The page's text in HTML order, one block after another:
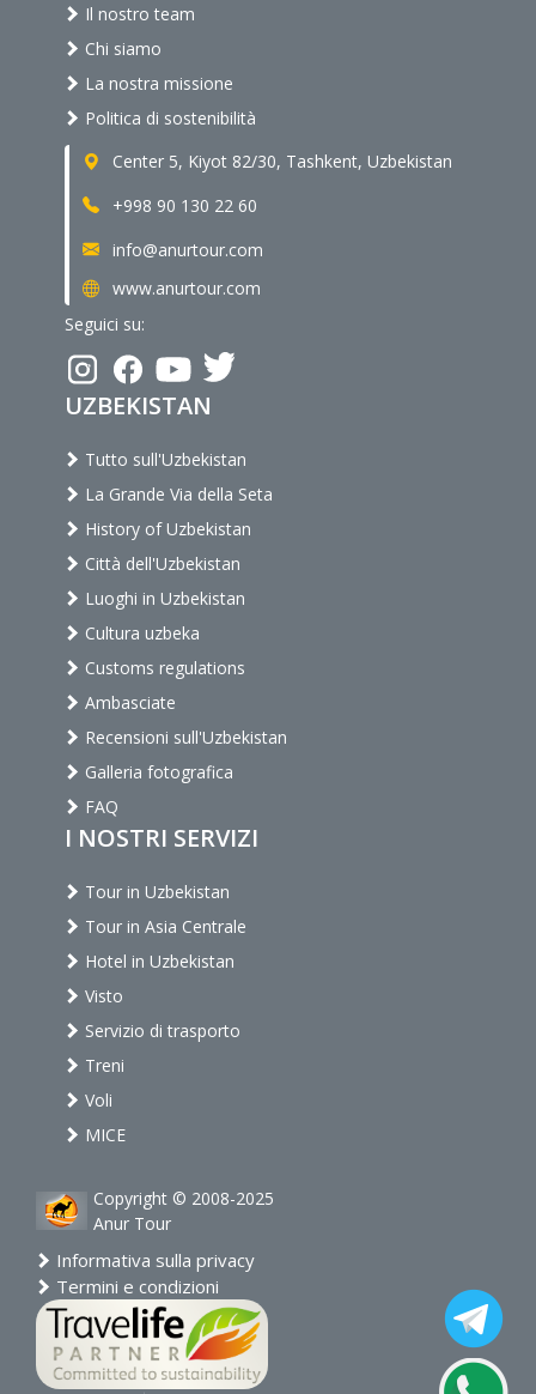
Il nostro team
Chi siamo
La nostra missione
Politica di sostenibilità
Center 5, Kiyot 82/30, Tashkent, Uzbekistan
+998 90 130 22 60
info@anurtour.com
www.anurtour.com
Seguici su:
UZBEKISTAN
Tutto sull'Uzbekistan
La Grande Via della Seta
History of Uzbekistan
Città dell'Uzbekistan
Luoghi in Uzbekistan
Cultura uzbeka
Customs regulations
Ambasciate
Recensioni sull'Uzbekistan
Galleria fotografica
FAQ
I NOSTRI SERVIZI
Tour in Uzbekistan
Tour in Asia Centrale
Hotel in Uzbekistan
Visto
Servizio di trasporto
Treni
Voli
MICE
Copyright © 2008-2025
Anur Tour
Informativa sulla privacy
Termini e condizioni